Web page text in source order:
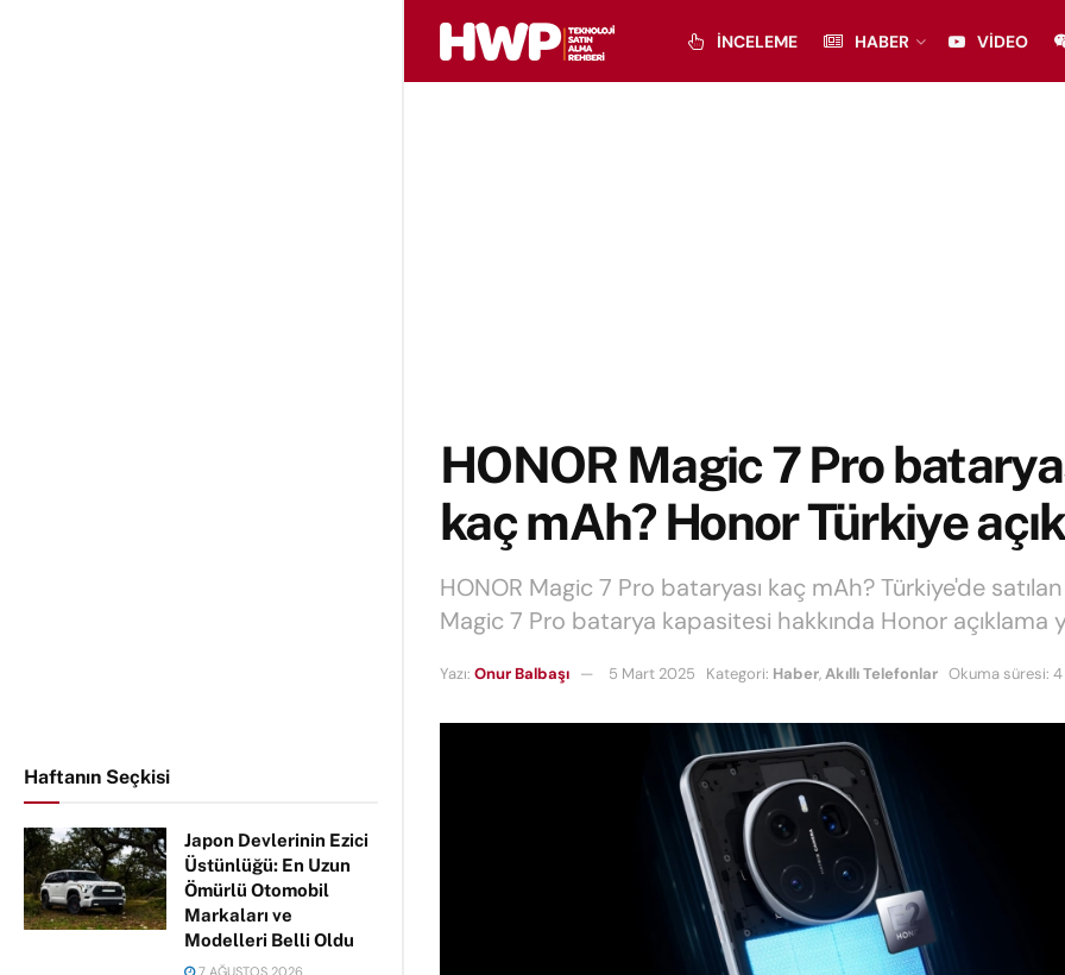
Haftanın Seçkisi
Japon Devlerinin Ezici
Üstünlüğü: En Uzun
Ömürlü Otomobil
Markaları ve
Modelleri Belli Oldu
7 AĞUSTOS 2026
İNCELEME HABER VIDEO
HONOR Magic 7 Pro
kaç mAh? Honor Türkiye
HONOR Magic 7 Pro bataryası kaç mAh? Türkiye'de
Magic 7 Pro batarya kapasitesi hakkında Honor açıklama
Yazı: Onur Balbaşı 5 Mart 2025 Kategori: Haber,Akıllı Telefonlar Okuma süresi: